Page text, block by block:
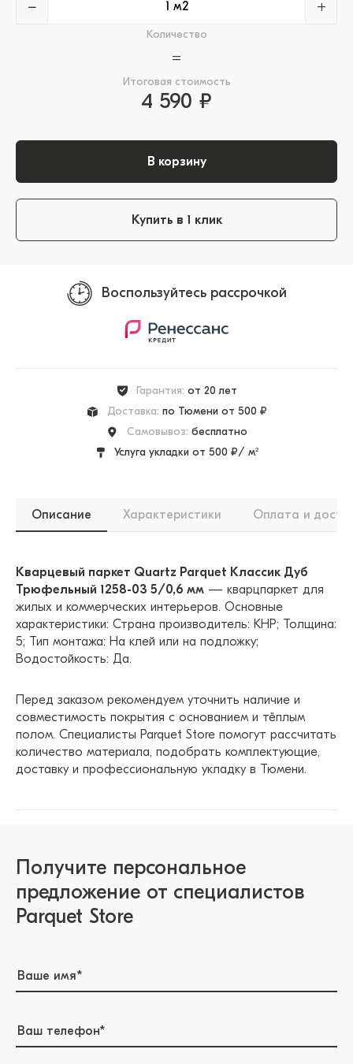
− +
Количество
=
Итоговая стоимость
4 590 ₽
В корзину
Купить в 1 клик
Воспользуйтесь рассрочкой
Гарантия: от 20 лет
Доставка: по Тюмени от 500 ₽
Самовывоз: бесплатно
Услуга укладки от 500 ₽/ м²
Описание Характеристики Оплата и
Кварцевый паркет Quartz Parquet Классик Дуб
Трюфельный 1258-03 5/0,6 мм — кварцпаркет для
жилых и коммерческих интерьеров. Основные
характеристики: Страна производитель: КНР; Толщина:
5; Тип монтажа: На клей или на подложку;
Водостойкость: Да.
Перед заказом рекомендуем уточнить наличие и
совместимость покрытия с основанием и тёплым
полом. Специалисты Parquet Store помогут рассчитать
количество материала, подобрать комплектующие,
доставку и профессиональную укладку в Тюмени.
Получите персональное
предложение от специалистов
Parquet Store